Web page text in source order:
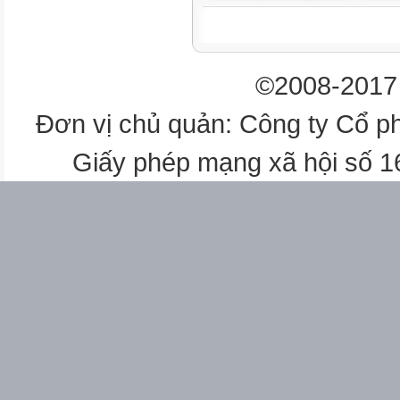
©2008-
Đơn vị chủ quản: Công ty Cổ
Giấy phép mạng xã hội số